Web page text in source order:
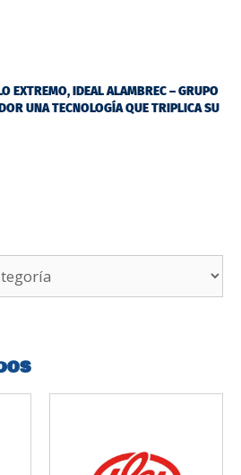
EXTREMO, IDEAL ALAMBREC – GRUPO
UNA TECNOLOGÍA QUE TRIPLICA SU